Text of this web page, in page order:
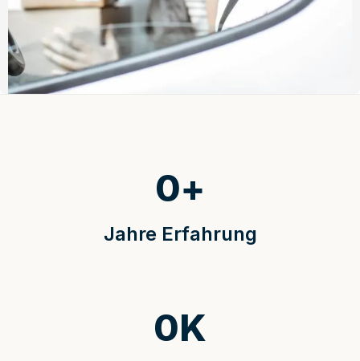
Jahre Erfahrung
0+
0K